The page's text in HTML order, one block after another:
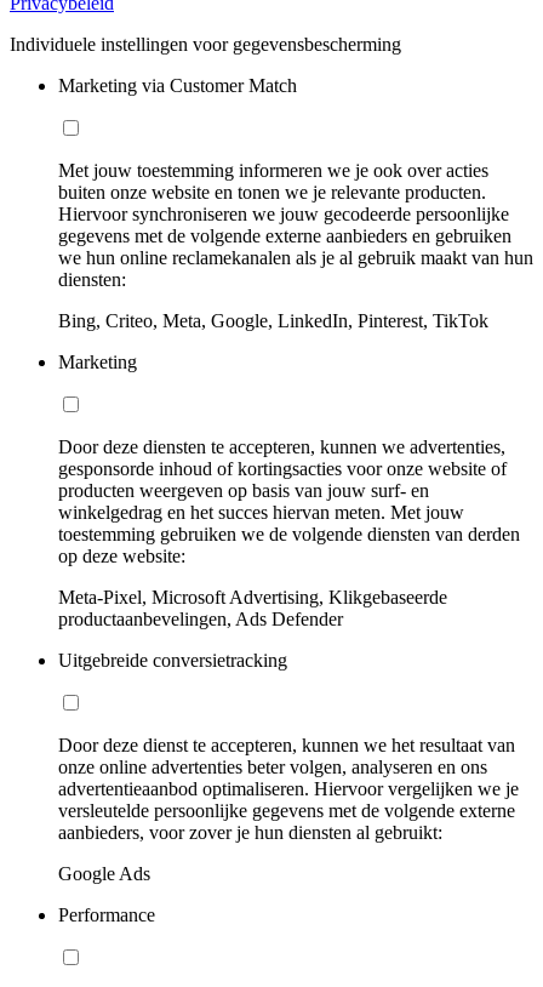
Individuele instellingen voor gegevensbescherming
Marketing via Customer Match
Met jouw toestemming informeren we je ook over acties
buiten onze website en tonen we je relevante producten.
Hiervoor synchroniseren we jouw gecodeerde persoonlijke
gegevens met de volgende externe aanbieders en gebruiken
we hun online reclamekanalen als je al gebruik maakt van hun
diensten:
Bing, Criteo, Meta, Google, LinkedIn, Pinterest, TikTok
Marketing
Door deze diensten te accepteren, kunnen we advertenties,
gesponsorde inhoud of kortingsacties voor onze website of
producten weergeven op basis van jouw surf- en
winkelgedrag en het succes hiervan meten. Met jouw
toestemming gebruiken we de volgende diensten van derden
op deze website:
Meta-Pixel, Microsoft Advertising, Klikgebaseerde
productaanbevelingen, Ads Defender
Uitgebreide conversietracking
Door deze dienst te accepteren, kunnen we het resultaat van
onze online advertenties beter volgen, analyseren en ons
advertentieaanbod optimaliseren. Hiervoor vergelijken we je
versleutelde persoonlijke gegevens met de volgende externe
aanbieders, voor zover je hun diensten al gebruikt:
Google Ads
Performance